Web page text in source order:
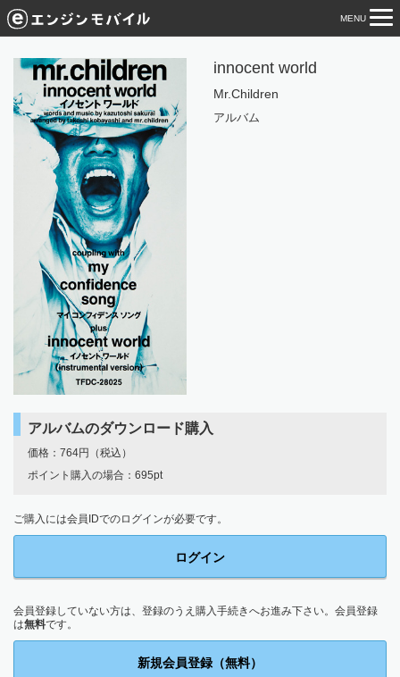
MENU
innocent world
Mr.Children
アルバム
アルバムのダウンロード購入
価格：764円（税込）
ポイント購入の場合：695pt
ご購入には会員IDでのログインが必要です。
ログイン
会員登録していない方は、登録のうえ購入手続きへお進み下さい。会員登録
は無料です。
新規会員登録（無料）